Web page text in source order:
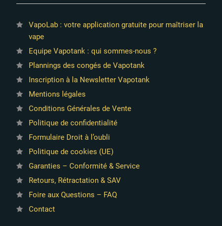
VapoLab : votre application gratuite pour maîtriser la
vape
Equipe Vapotank : qui sommes-nous ?
Plannings des congés de Vapotank
Inscription à la Newsletter Vapotank
Mentions légales
Conditions Générales de Vente
Politique de confidentialité
Formulaire Droit à l’oubli
Politique de cookies (UE)
Garanties – Conformité & Service
Retours, Rétractation & SAV
Foire aux Questions – FAQ
Contact